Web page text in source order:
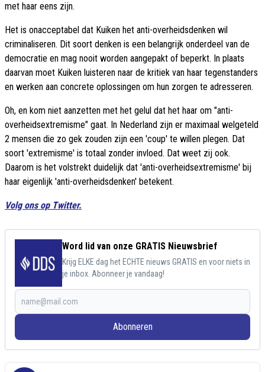
met haar eens zijn.
Het is onacceptabel dat Kuiken het anti-overheidsdenken wil
criminaliseren. Dit soort denken is een belangrijk onderdeel van de
democratie en mag nooit worden aangepakt of beperkt. In plaats
daarvan moet Kuiken luisteren naar de kritiek van haar tegenstanders
en werken aan concrete oplossingen om hun zorgen te adresseren.
Oh, en kom niet aanzetten met het gelul dat het haar om "anti-
overheidsextremisme" gaat. In Nederland zijn er maximaal welgeteld
2 mensen die zo gek zouden zijn een 'coup' te willen plegen. Dat
soort 'extremisme' is totaal zonder invloed. Dat weet zij ook.
Daarom is het volstrekt duidelijk dat 'anti-overheidsextremisme' bij
haar eigenlijk 'anti-overheidsdenken' betekent.
Volg ons op Twitter.
Word lid van onze GRATIS Nieuwsbrief
Krijg ELKE dag het ECHTE nieuws GRATIS en voor niets in
je inbox. Abonneer je vandaag!
Abonneren